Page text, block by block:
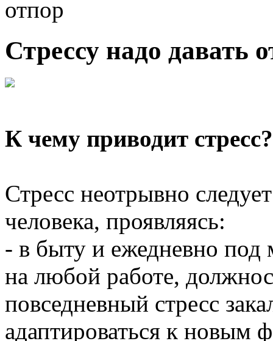
отпор
Стрессу надо давать
К чему приводит стресс?
Стресс неотрывно
человека, проявляясь:
- в быту и ежедневно под
на любой работе,
повседневный стресс
адаптироваться к новым